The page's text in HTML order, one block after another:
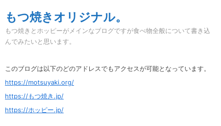
to
content
もつ焼きオリジナル。
もつ焼きとホッピーがメインなブログですが食べ物全般について書き込
んでみたいと思います。
このブログは以下のどのアドレスでもアクセスが可能となっています。
https://motsuyaki.org/
https://もつ焼き.jp/
https://ホッピー.jp/